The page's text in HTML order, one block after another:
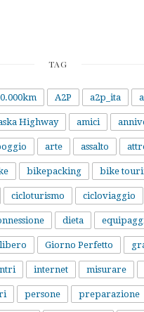
TAG
A2P a2p_ita
Highway amici
arte assalto
bikepacking bike
cicloturismo cicloviaggio
dieta
Giorno Perfetto
internet misurare
persone preparazione